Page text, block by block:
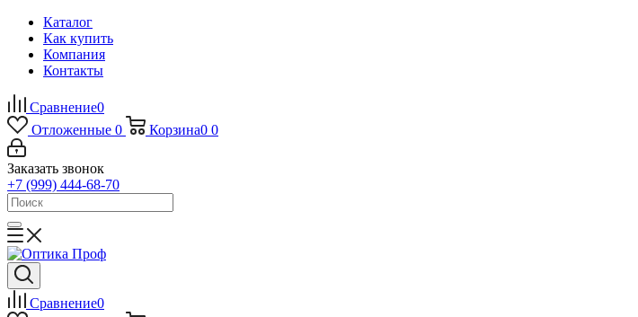
Каталог
Как купить
Компания
Контакты
Сравнение0
Отложенные 0 Корзина0 0
Заказать звонок
+7 (999) 444-68-70
Сравнение0